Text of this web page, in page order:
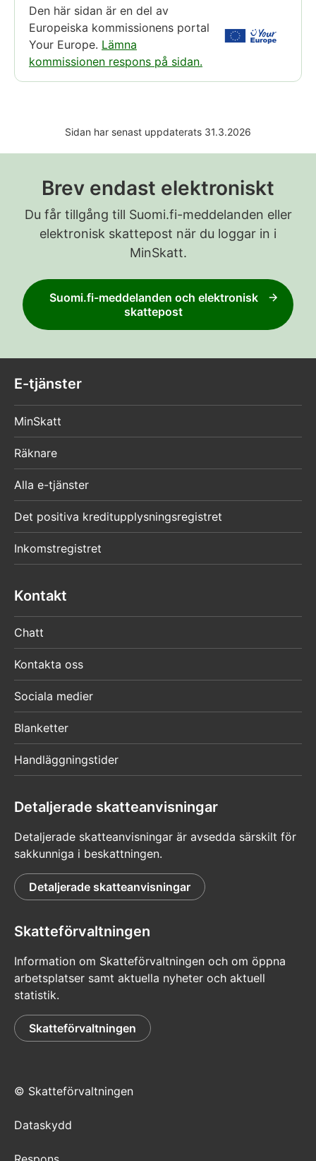
Den här sidan är en del av
Europeiska kommissionens portal
Your Europe. Lämna
kommissionen respons på sidan.
Sidan har senast uppdaterats 31.3.2026
Brev endast elektroniskt
Du får tillgång till Suomi.fi-meddelanden eller
elektronisk skattepost när du loggar in i
MinSkatt.
Suomi.fi-meddelanden och elektronisk
skattepost
E-tjänster
MinSkatt
Räknare
Alla e-tjänster
Det positiva kreditupplysningsregistret
Inkomstregistret
Kontakt
Chatt
Kontakta oss
Sociala medier
Blanketter
Handläggningstider
Detaljerade skatteanvisningar
Detaljerade skatteanvisningar är avsedda särskilt för
sakkunniga i beskattningen.
Detaljerade skatteanvisningar
Skatteförvaltningen
Information om Skatteförvaltningen och om öppna
arbetsplatser samt aktuella nyheter och aktuell
statistik.
Skatteförvaltningen
© Skatteförvaltningen
Dataskydd